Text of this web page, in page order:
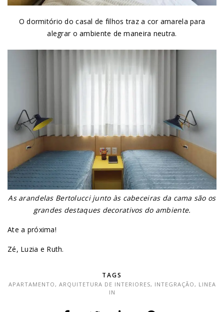
O dormitório do casal de filhos traz a cor amarela para
alegrar o ambiente de maneira neutra.
As arandelas Bertolucci junto às cabeceiras da cama são os
grandes destaques decorativos do ambiente.
Ate a próxima!
Zé, Luzia e Ruth.
TAGS
APARTAMENTO, ARQUITETURA DE INTERIORES, INTEGRAÇÃO, LINEA
IN